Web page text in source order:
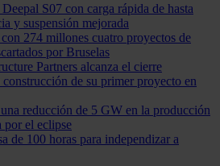
S07 con carga rápida de hasta
y suspensión mejorada
274 millones cuatro proyectos de
por Bruselas
Partners alcanza el cierre
de su primer proyecto en
reducción de 5 GW en la producción
por el eclipse
de 100 horas para independizar a